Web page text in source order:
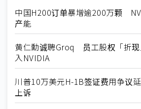
中国H200订单暴增逾200万颗
产能
黄仁勳诚聘Groq 员工股权「折现
入NVIDIA
川普10万美元H-1B签证费用争议
上诉